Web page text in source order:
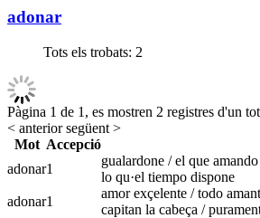
adonar
Tots els trobats: 2
Pàgina 1 de 1, es mostren 2 registres d'un
< anteriorsegüent >
Mot Accepció
adonar1
gualardone / el que
lo qu·el tiempo dispone
adonar1
amor exçelente / todo
capitan la cabeça /